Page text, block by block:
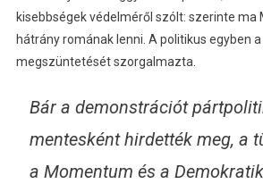
kisebbségek védelméről szólt: szerinte ma
hátrány romának lenni. A politikus egyben
megszüntetését szorgalmazta.
Bár a demonstrációt
mentesként hirdették meg, a
a Momentum és a